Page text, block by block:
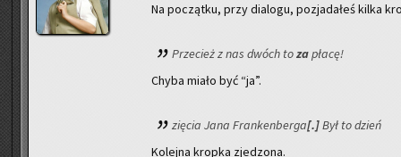
Na po­cząt­ku, przy dia­lo­gu, po­zja­da­łeś kilka
Prze­cież z nas dwóch tozapłacę!
Chyba miało być “ja”.
zię­cia Jana Fran­ken­ber­ga[.]Był to dzień
Ko­lej­na krop­ka zje­dzo­na.